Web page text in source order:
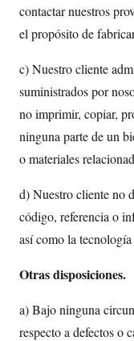
contactar nuestros
el propósito de
c) Nuestro cliente
suministrados por
no imprimir, copiar,
ninguna parte de un
o materiales
d) Nuestro cliente no
código, referencia o
así como la
Otras disposiciones.
a) Bajo ninguna
respecto a defectos o